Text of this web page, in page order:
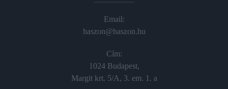
Email:
haszon@haszon.hu
Cím:
1024 Budapest,
Margit krt. 5/A, 3. em. 1. a